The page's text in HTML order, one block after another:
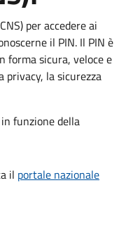
per accedere ai
il PIN. Il PIN è
forma sicura, veloce e
privacy, la sicurezza
funzione della
il portale nazionale